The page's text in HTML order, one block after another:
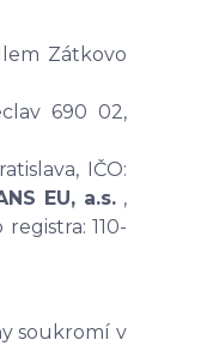
Zátkovo
690 02,
IČO:
EU, a.s. ,
110-
soukromí v